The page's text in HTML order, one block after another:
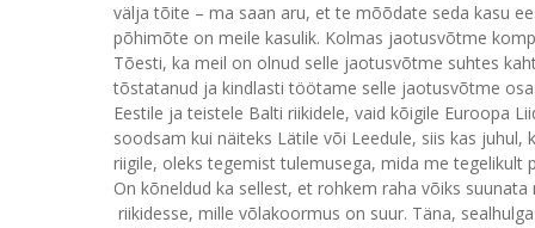
välja tõite – ma saan aru, et te mõõdate seda kasu
põhimõte on meile kasulik. Kolmas jaotusvõtme
Tõesti, ka meil on olnud selle jaotusvõtme suhtes
tõstatanud ja kindlasti töötame selle jaotusvõtme
Eestile ja teistele Balti riikidele, vaid kõigile Euroopa
soodsam kui näiteks Lätile või Leedule, siis kas
riigile, oleks tegemist tulemusega, mida me tegelikult
On kõneldud ka sellest, et rohkem raha võiks
riikidesse, mille võlakoormus on suur. Täna,